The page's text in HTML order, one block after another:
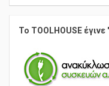
Το TOOLHOUSE έγινε